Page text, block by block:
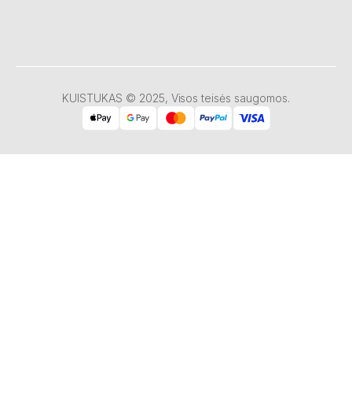
KUISTUKAS © 2025, Visos teisės saugomos.